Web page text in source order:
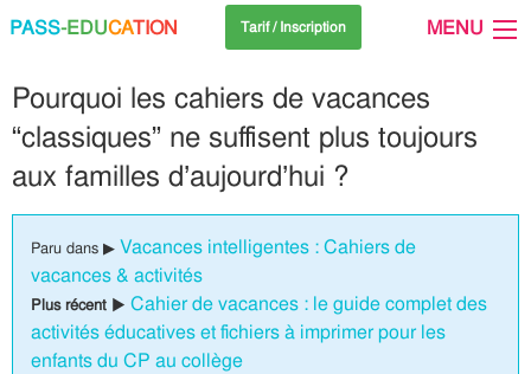
PASS-EDUCATION Tarif / Inscription MENU
Pourquoi les cahiers de vacances
“classiques” ne suffisent plus toujours
aux familles d’aujourd’hui ?
Paru dans ▶ Vacances intelligentes : Cahiers de
vacances & activités
Plus récent ▶ Cahier de vacances : le guide complet des
activités éducatives et fichiers à imprimer pour les
enfants du CP au collège